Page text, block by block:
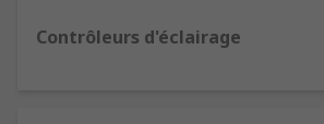
Les commandes sans fil
d'éteindre l'éclairage sans interagir
Contrôleurs d'éclairage